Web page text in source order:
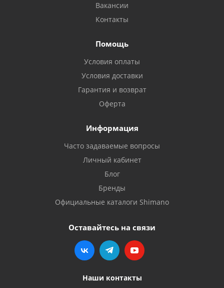
Вакансии
Контакты
Помощь
Условия оплаты
Условия доставки
Гарантия и возврат
Оферта
Информация
Часто задаваемые вопросы
Личный кабинет
Блог
Бренды
Официальные каталоги Shimano
Оставайтесь на связи
Наши контакты